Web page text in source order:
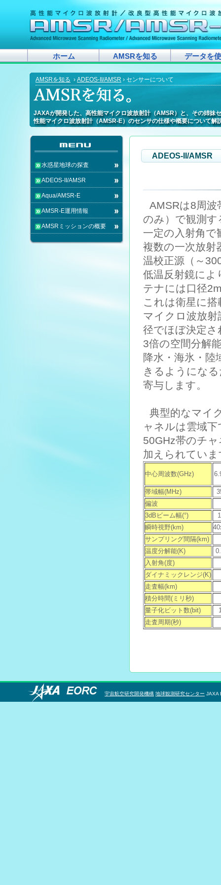
ホーム AMSRを知る データを
AMSRを知る › ADEOS-II/AMSR › センサーについて
JAXAが開発した、高性能マイクロ波放射計（AMSR）と、その姉妹
性能マイクロ波放射計（AMSR-E）のセンサの仕様や概要について解
JAXAが開発した、高性能マイクロ波放射計（AMSR）と、その姉妹
性能マイクロ波放射計（AMSR-E）のセンサの仕様や概要について解
JAXAが開発した、高性能マイクロ波放射計（AMSR）と、その姉妹
性能マイクロ波放射計（AMSR-E）のセンサの仕様や概要について解
JAXAが開発した、高性能マイクロ波放射計（AMSR）と、その姉
性能マイクロ波放射計（AMSR-E）のセンサの仕様や概要について
JAXAが開発した、高性能マイクロ波放射計（AMSR）と、その姉妹
性能マイクロ波放射計（AMSR-E）のセンサの仕様や概要について解
JAXAが開発した、高性能マイクロ波放射計（AMSR）と、その姉妹
性能マイクロ波放射計（AMSR-E）のセンサの仕様や概要について解
JAXAが開発した、高性能マイクロ波放射計（AMSR）と、その姉妹
性能マイクロ波放射計（AMSR-E）のセンサの仕様や概要について
JAXAが開発した、高性能マイクロ波放射計（AMSR）と、その姉妹
性能マイクロ波放射計（AMSR-E）のセンサの仕様や概要について
JAXAが開発した、高性能マイクロ波放射計（AMSR）と、その姉妹
性能マイクロ波放射計（AMSR-E）のセンサの仕様や概要について解
JAXAが開発した、高性能マイクロ波放射計（AMSR）と、その姉妹
性能マイクロ波放射計（AMSR-E）のセンサの仕様や概要について解
JAXAが開発した、高性能マイクロ波放射計（AMSR）と、その姉妹
性能マイクロ波放射計（AMSR-E）のセンサの仕様や概要について解
JAXAが開発した、高性能マイクロ波放射計（AMSR）と、その姉妹
性能マイクロ波放射計（AMSR-E）のセンサの仕様や概要について解
JAXAが開発した、高性能マイクロ波放射計（AMSR）と、その姉妹
性能マイクロ波放射計（AMSR-E）のセンサの仕様や概要について解
JAXAが開発した、高性能マイクロ波放射計（AMSR）と、その姉妹
性能マイクロ波放射計（AMSR-E）のセンサの仕様や概要について解
JAXAが開発した、高性能マイクロ波放射計（AMSR）と、その姉妹
性能マイクロ波放射計（AMSR-E）のセンサの仕様や概要について解
JAXAが開発した、高性能マイクロ波放射計（AMSR）と、その姉妹
性能マイクロ波放射計（AMSR-E）のセンサの仕様や概要について解
JAXAが開発した、高性能マイクロ波放射計（AMSR）と、その姉妹
性能マイクロ波放射計（AMSR-E）のセンサの仕様や概要について解
JAXAが開発した、高性能マイクロ波放射計（AMSR）と、その姉妹
性能マイクロ波放射計（AMSR-E）のセンサの仕様や概要について解
水惑星地球の探査
ADEOS-II/AMSR
Aqua/AMSR-E
AMSR-E運用情報
AMSRミッションの概要
ADEOS-II/AMSR
AMSRは8周波
のみ）で観測
一定の入射角
複数の一次放射
温校正源（～
低温反射鏡によ
テナには口径
これは衛星に
マイクロ波放
径でほぼ決定
3倍の空間分解
降水・海氷・
きるようにな
寄与します。
典型的なマイ
ャネルは雲域
50GHz帯のチ
加えられていま
中心周波数(GHz)
帯域幅(MHz)
偏波
3dBビーム幅(°)
瞬時視野(km)
サンプリング間隔(km)
温度分解能(K)
入射角(度)
ダイナミックレンジ(K)
走査幅(km)
積分時間(ミリ秒)
量子化ビット数(bit)
走査周期(秒)
宇宙航空研究開発機構 地球観測研究センター JAXA